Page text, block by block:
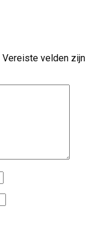
Vereiste velden zijn